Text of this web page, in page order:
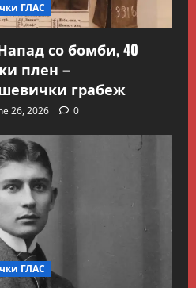
ГЛАС
со бомби, 40
плен –
грабеж
26, 2026 0
ГЛАС
2026 0
Македонија
во Газа,
Муцунски слави
соработка“ со
Саар
2026Работничка Историја
ГЛАС
на Панко Брашнаров
на АСНОМ
2026 0